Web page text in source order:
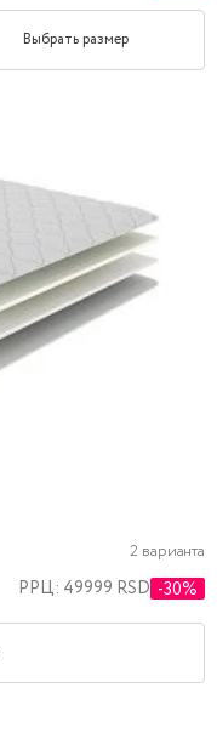
Выбрать размер
2 варианта
РРЦ: 49999 RSD -30%